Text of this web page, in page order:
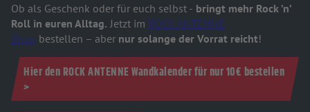
Ob als Geschenk oder für euch selbst - bringt mehr Rock ’n’
Roll in euren Alltag. Jetzt im ROCK ANTENNE
Shop bestellen – aber nur solange der Vorrat reicht!
Hier den ROCK ANTENNE Wandkalender für nur 10€ bestellen
>